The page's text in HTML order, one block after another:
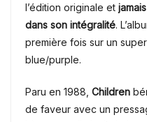
l’édition originale et
dans son intégralité.
première fois sur un
blue/purple.
Paru en 1988, Children
de faveur avec un